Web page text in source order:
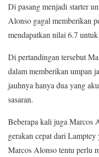
Di pasang menjadi starter
Alonso gagal memberikan
mendapatkan nilai 6.7
Di pertandingan tersebut
dalam memberikan umpan
jauhnya hanya dua yang
sasaran.
Beberapa kali juga Marcos
gerakan cepat dari
Marcos Alonso tentu perlu